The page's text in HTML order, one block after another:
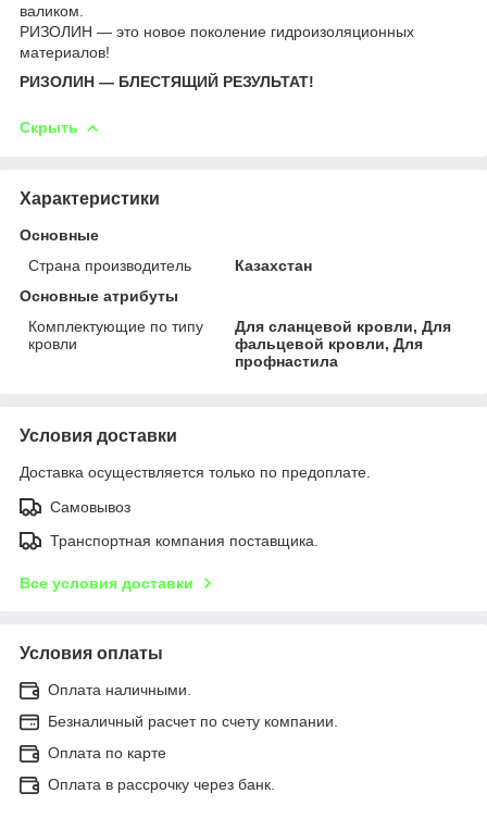
валиком.
РИЗОЛИН — это новое поколение гидроизоляционных
материалов!
РИЗОЛИН — БЛЕСТЯЩИЙ РЕЗУЛЬТАТ!
Скрыть
Характеристики
Основные
Страна производитель
Казахстан
Основные атрибуты
Комплектующие по типу
кровли
Для сланцевой кровли, Для
фальцевой кровли, Для
профнастила
Условия доставки
Доставка осуществляется только по предоплате.
Самовывоз
Транспортная компания поставщика.
Все условия доставки
Условия оплаты
Оплата наличными.
Безналичный расчет по счету компании.
Оплата по карте
Оплата в рассрочку через банк.